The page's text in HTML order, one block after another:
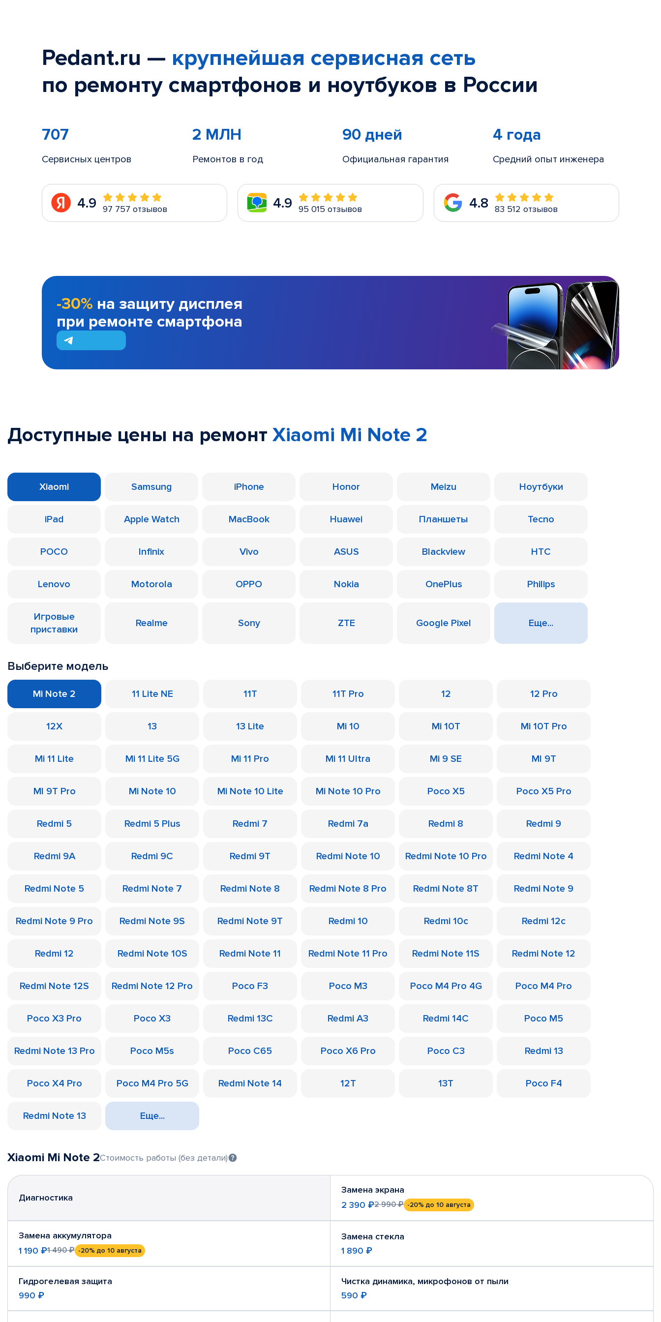
Pedant.ru — крупнейшая сервисная сеть
по ремонту смартфонов и ноутбуков в России
707
Сервисных центров
2 МЛН
Ремонтов в год
90 дней
Официальная гарантия
4 года
Средний опыт инженера
4.9 97 757 отзывов 4.9 95 015 отзывов 4.8 83 512 отзывов
-30% на защиту дисплея
при ремонте смартфона
Доступные цены на ремонт Xiaomi Mi Note 2
Xiaomi Samsung iPhone Honor Meizu Ноутбуки
iPad Apple Watch MacBook Huawei Планшеты Tecno
POCO Infinix Vivo ASUS Blackview HTC
Lenovo Motorola OPPO Nokia OnePlus Philips
Игровые
приставки
Realme Sony ZTE Google Pixel Еще...
Выберите модель
Mi Note 2 11 Lite NE 11T 11T Pro 12 12 Pro
12X 13 13 Lite Mi 10 Mi 10T Mi 10T Pro
Mi 11 Lite Mi 11 Lite 5G Mi 11 Pro Mi 11 Ultra Mi 9 SE MI 9T
MI 9T Pro Mi Note 10 Mi Note 10 Lite Mi Note 10 Pro Poco X5 Poco X5 Pro
Redmi 5 Redmi 5 Plus Redmi 7 Redmi 7a Redmi 8 Redmi 9
Redmi 9A Redmi 9C Redmi 9T Redmi Note 10 Redmi Note 10 Pro Redmi Note 4
Redmi Note 5 Redmi Note 7 Redmi Note 8 Redmi Note 8 Pro Redmi Note 8T Redmi Note 9
Redmi Note 9 Pro Redmi Note 9S Redmi Note 9T Redmi 10 Redmi 10c Redmi 12c
Redmi 12 Redmi Note 10S Redmi Note 11 Redmi Note 11 Pro Redmi Note 11S Redmi Note 12
Redmi Note 12S Redmi Note 12 Pro Poco F3 Poco M3 Poco M4 Pro 4G Poco M4 Pro
Poco X3 Pro Poco X3 Redmi 13C Redmi A3 Redmi 14C Poco M5
Redmi Note 13 Pro Poco M5s Poco C65 Poco X6 Pro Poco C3 Redmi 13
Poco X4 Pro Poco M4 Pro 5G Redmi Note 14 12T 13T Poco F4
Redmi Note 13 Еще...
Xiaomi Mi Note 2Стоимость работы (без детали)
Диагностика
Замена экрана
2 390 ₽2 990 ₽ -20% до 10 августа
Замена аккумулятора
1 190 ₽1 490 ₽ -20% до 10 августа
Замена стекла
1 890 ₽
Гидрогелевая защита
990 ₽
Чистка динамика, микрофонов от пыли
590 ₽